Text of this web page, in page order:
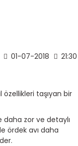
01-07-2018 21:30
taşıyan bir
daha zor ve detaylı
ördek avı daha